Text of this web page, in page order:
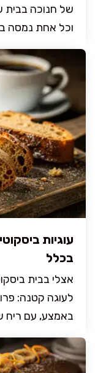
של חנוכה בבית
וכל אחת נמסה
בכלל
אצלי בבית
לעוגה קטנה:
באמצע, עם ריח